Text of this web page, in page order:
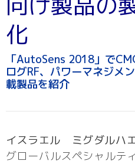
化
「AutoSens 2018」で
ログRF、パワーマネジメ
載製品を紹介
イスラエル ミグダルハ
グローバルスペシャルテ